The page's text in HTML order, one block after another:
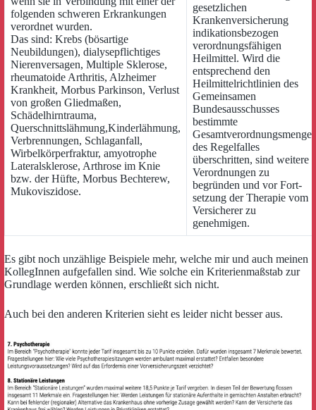
folgenden schweren Erkrankungen
verordnet wurden.
Das sind: Krebs (bösartige
Neubildungen), dialysepflichtiges
Nierenversagen, Multiple Sklerose,
rheumatoide Arthritis, Alzheimer
Krankheit, Morbus Parkinson, Verlust
von großen Gliedmaßen,
Schädelhirntrauma,
Querschnittslähmung,Kinderlähmung,
Verbrennungen, Schlaganfall,
Wirbelkörperfraktur, amyotrophe
Lateralsklerose, Arthrose im Knie
bzw. der Hüfte, Morbus Bechterew,
Mukoviszidose.
gesetzlichen
Krankenversicherung
indikationsbezogen
verordnungsfähigen
Heilmittel. Wird die
entsprechend den
Heilmittelrichtlinien des
Gemeinsamen
Bundesausschusses
bestimmte
Gesamtverordnungsmenge
des Regelfalles
überschritten, sind weitere
Verordnungen zu
begründen und vor Fort-
setzung der Therapie vom
Versicherer zu
genehmigen.
Es gibt noch unzählige Beispiele mehr, welche mir und auch meinen
KollegInnen aufgefallen sind. Wie solche ein Kriterienmaßstab zur
Grundlage werden können, erschließt sich nicht.
Auch bei den anderen Kriterien sieht es leider nicht besser aus.